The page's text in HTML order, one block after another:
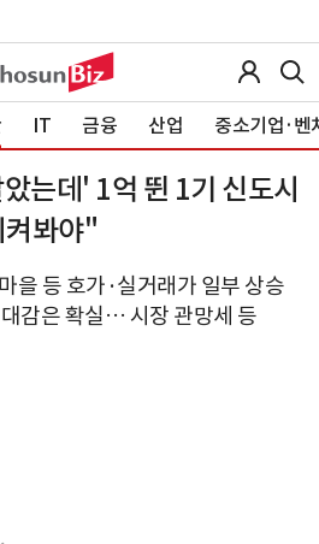
IT 금융 산업 중소기업·벤
는데' 1억 뛴 1기 신도시
봐야"
을 등 호가·실거래가 일부 상승
감은 확실… 시장 관망세 등